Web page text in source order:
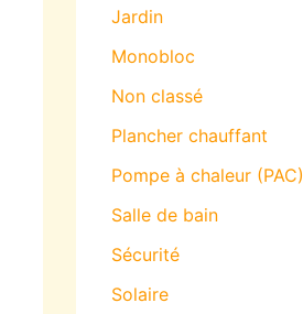
Jardin
Monobloc
Non classé
Plancher chauffant
Pompe à chaleur (PAC)
Salle de bain
Sécurité
Solaire